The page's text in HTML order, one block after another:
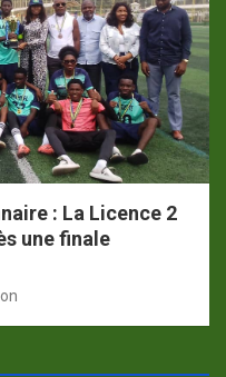
: La Licence 2
une finale